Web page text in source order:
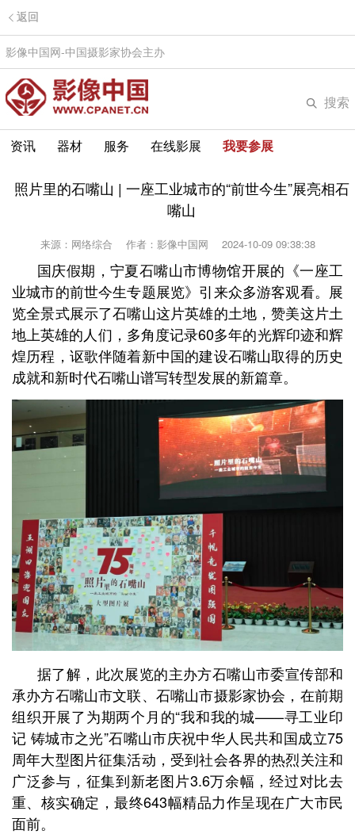
返回
影像中国网-中国摄影家协会主办
搜索
资讯 器材 服务 在线影展 我要参展
照片里的石嘴山 | 一座工业城市的“前世今生”展亮相石
嘴山
来源：网络综合 作者：影像中国网 2024-10-09 09:38:38
国庆假期，宁夏石嘴山市博物馆开展的《一座工
业城市的前世今生专题展览》引来众多游客观看。展
览全景式展示了石嘴山这片英雄的土地，赞美这片土
地上英雄的人们，多角度记录60多年的光辉印迹和辉
煌历程，讴歌伴随着新中国的建设石嘴山取得的历史
成就和新时代石嘴山谱写转型发展的新篇章。
据了解，此次展览的主办方石嘴山市委宣传部和
承办方石嘴山市文联、石嘴山市摄影家协会，在前期
组织开展了为期两个月的“我和我的城——寻工业印
记 铸城市之光”石嘴山市庆祝中华人民共和国成立75
周年大型图片征集活动，受到社会各界的热烈关注和
广泛参与，征集到新老图片3.6万余幅，经过对比去
重、核实确定，最终643幅精品力作呈现在广大市民
面前。